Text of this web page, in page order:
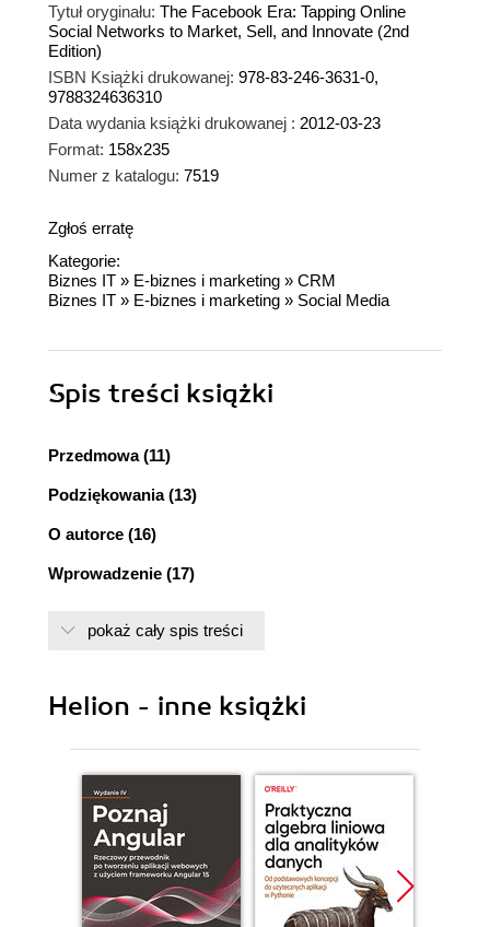
Tytuł oryginału: The Facebook Era: Tapping Online
Social Networks to Market, Sell, and Innovate (2nd
Edition)
ISBN Książki drukowanej: 978-83-246-3631-0,
9788324636310
Data wydania książki drukowanej : 2012-03-23
Format: 158x235
Numer z katalogu: 7519
Zgłoś erratę
Kategorie:
Biznes IT » E-biznes i marketing » CRM
Biznes IT » E-biznes i marketing » Social Media
Spis treści książki
Przedmowa (11)
Podziękowania (13)
O autorce (16)
Wprowadzenie (17)
1. Czwarta rewolucja (31)
Współczesny klient społecznościowy (34)
Facebook, Twitter i LinkedIn (38)
Dlaczego Facebook zwyciężył (41)
Google Buzz (43)
Prywatne sieci społecznościowe (43)
Platformy społecznościowe (45)
Nowa, obiecująca era (52)
2. Nowe normy społeczne (55)
pokaż cały spis treści
Helion - inne książki